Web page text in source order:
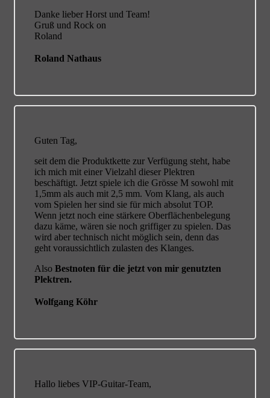
Danke lieber Horst und Team!
Gruß und Rock on
Roland
Roland Nathaus
Guten Tag,
seit dem die Produktkette zur Verfügung steht, habe
ich mich mit einer Vielzahl dieser Plektren
beschäftigt. Jetzt spiele ich die Grösse M sowohl mit
1,5mm als auch mit 2,5 mm. Vom Klang, als auch
vom Spielen her sind sie für mich absolut TOP.
Wenn jetzt noch eine stärkere Oberflächenbelegung
dazu käme, wären sie noch griffiger zu spielen. Das
wird aber technisch nicht möglich sein, denn das
geht voraussichtlich zulasten des Klanges.
Also Bestnoten für die jetzt von mir genutzten
Plektren.
Wolfgang Köhr
Hallo liebes VIP-Guitar-Team,